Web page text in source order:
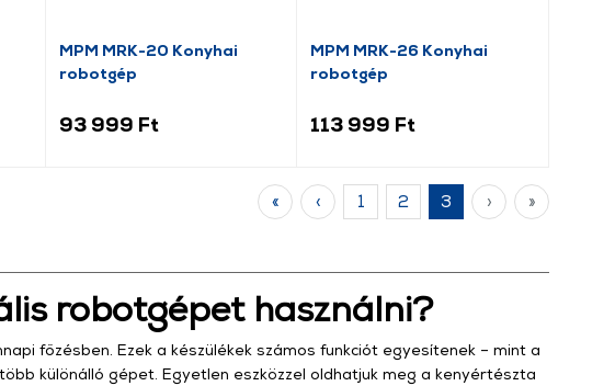
MPM MRK-20 Konyhai
robotgép
93 999 Ft
MPM MRK-26 Konyhai
robotgép
113 999 Ft
« ‹ 1 2 3 › »
robotgépet használni?
főzésben. Ezek a készülékek számos funkciót egyesítenek – mint a
különálló gépet. Egyetlen eszközzel oldhatjuk meg a kenyértészta